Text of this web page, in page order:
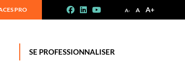
A- A A+
PRO
SE PROFESSIONNALISER